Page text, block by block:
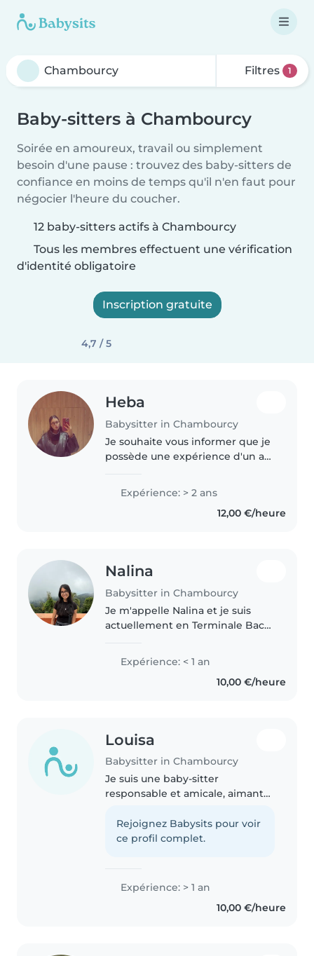
Filtres 1
Baby-sitters à Chambourcy
Soirée en amoureux, travail ou simplement
besoin d'une pause : trouvez des baby-sitters de
confiance en moins de temps qu'il n'en faut pour
négocier l'heure du coucher.
12 baby-sitters actifs à Chambourcy
Tous les membres effectuent une vérification
d'identité obligatoire
Inscription gratuite
4,7 / 5
Heba
Babysitter in Chambourcy
Je souhaite vous informer que je
possède une expérience d'un an
de cette période, j'ai eu
l'occasion de m'occuper de
plusieurs enfants, ce qui m'a..
Expérience: > 2 ans
12,00 €/heure
Nalina
Babysitter in Chambourcy
Je m'appelle Nalina et je suis
actuellement en Terminale Bac
en crèche et en école
maternelle. La sécurité et le
Expérience: < 1 an
10,00 €/heure
Louisa
Babysitter in Chambourcy
Je suis une baby-sitter
responsable et amicale, aimant
d'expérience auprès de
preschoolers et gradeschoolers,
Rejoignez Babysits pour voir
ce profil complet.
Expérience: > 1 an
10,00 €/heure